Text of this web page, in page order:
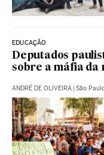
EDUCAÇÃO
Deputados
sobre a máfia da
ANDRÉ DE OLIVEIRA | São